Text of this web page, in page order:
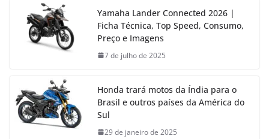
Yamaha Lander Connected 2026 |
Ficha Técnica, Top Speed, Consumo,
Preço e Imagens
7 de julho de 2025
Honda trará motos da Índia para o
Brasil e outros países da América do
Sul
29 de janeiro de 2025